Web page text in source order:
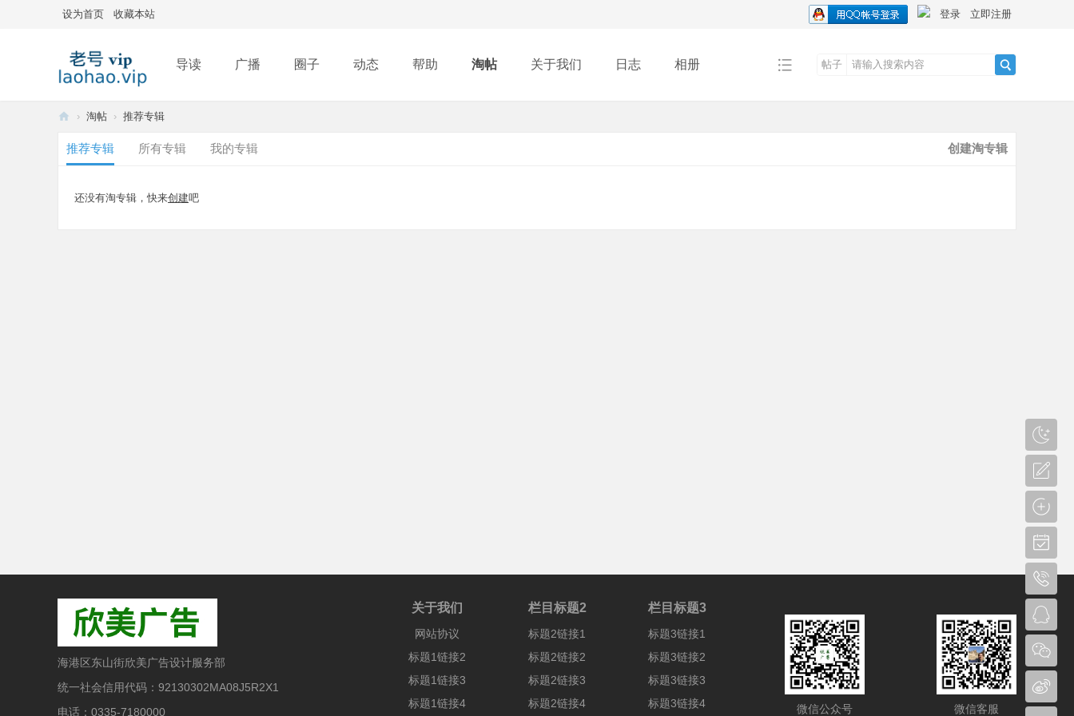
设为首页 收藏本站 登录 立即注册
导读 广播 圈子 动态 帮助 淘帖 关于我们 日志 相册 帖子
索
号
› 淘帖 › 推荐专辑
创建淘专辑
推荐专辑 所有专辑 我的专辑
还没有淘专辑，快来创建吧
海港区东山街欣美广告设计服务部
统一社会信用代码：92130302MA08J5R2X1
电话：0335-7180000
关于我们
网站协议
标题1链接2
标题1链接3
标题1链接4
栏目标题2
标题2链接1
标题2链接2
标题2链接3
标题2链接4
栏目标题3
标题3链接1
标题3链接2
标题3链接3
标题3链接4
微信客服
微信公众号